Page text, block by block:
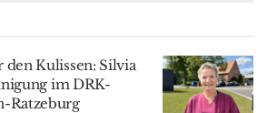
Kulissen: Silvia
im DRK-
Ratzeburg